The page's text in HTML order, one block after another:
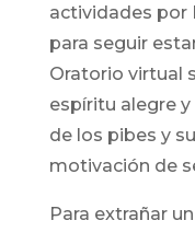
actividades por
para seguir
Oratorio virtual
espíritu alegre
de los pibes y
motivación de
Para extrañar